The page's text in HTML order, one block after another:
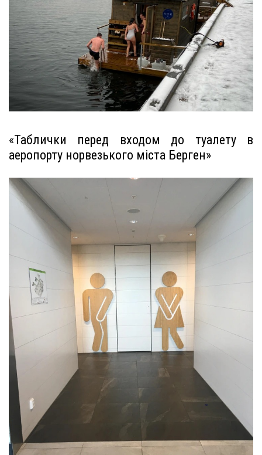
«Таблички перед входом до туалету в
аеропорту норвезького міста Берген»